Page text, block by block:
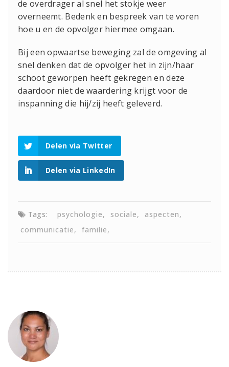
de overdrager al snel het stokje weer
overneemt. Bedenk en bespreek van te voren
hoe u en de opvolger hiermee omgaan.
Bij een opwaartse beweging zal de omgeving al
snel denken dat de opvolger het in zijn/haar
schoot geworpen heeft gekregen en deze
daardoor niet de waardering krijgt voor de
inspanning die hij/zij heeft geleverd.
Delen via Twitter
Delen via LinkedIn
Tags: psychologie sociale
aspecten
communicatie
familie